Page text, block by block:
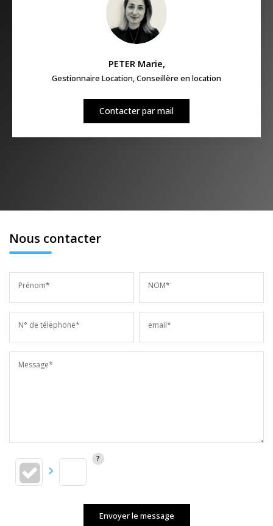
PETER Marie,
Gestionnaire Location, Conseillère en location
Contacter par mail
Nous contacter
Prénom* NOM*
N° de téléphone* email*
Message*
Envoyer le message